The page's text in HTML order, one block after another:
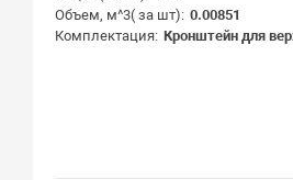
Объем, м^3( за шт)
0.00851
Комплектация Кронштейн для